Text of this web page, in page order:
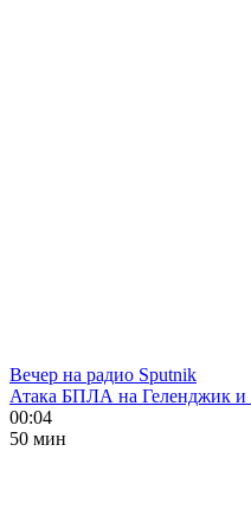
Вечер на радио Sputnik
Атака БПЛА на Геленджик и
00:04
50 мин